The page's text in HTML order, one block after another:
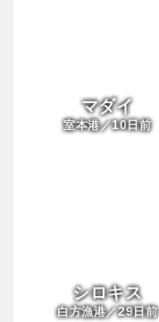
マダイ
室本港／10日前
シロキス
白方漁港／29日前